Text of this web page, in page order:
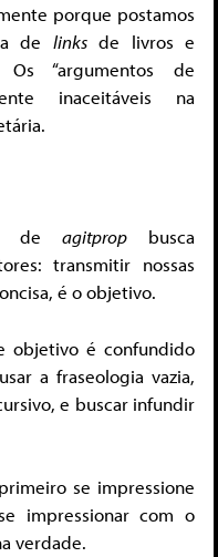
porque postamos
de linksde livros e
“argumentos de
inaceitáveis na
de agitpropbusca
transmitir nossas
é o objetivo.
objetivo é confundido
a fraseologia vazia,
e buscar infundir
se impressione
impressionar com o
verdade.